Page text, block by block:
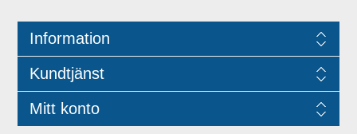
Information
Kundtjänst
Mitt konto